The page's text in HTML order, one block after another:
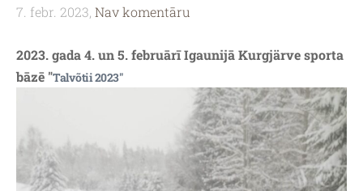
7. febr. 2023, Nav komentāru
2023. gada 4. un 5. februārī Igaunijā Kurgjärve sporta
bāzē "Talvõtii 2023"